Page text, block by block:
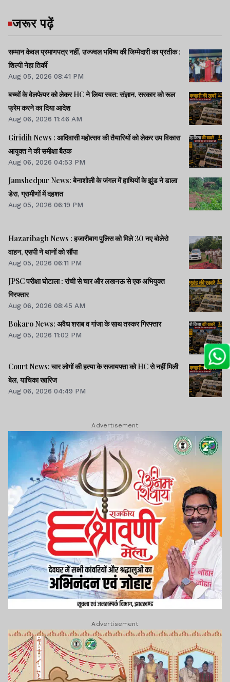
जरूर पढ़ें
सम्मान केवल प्रमाणपत्र नहीं, उज्ज्वल भविष्य की जिम्मेदारी का प्रतीक :
शिल्पी नेहा तिर्की
Aug 05, 2026 08:41 PM
बच्चों के वेलफेयर को लेकर HC ने लिया स्वत: संज्ञान, सरकार को रूल
फ्रेम करने का दिया आदेश
Aug 06, 2026 11:46 AM
Giridih News : आदिवासी महोत्सव की तैयारियों को लेकर उप विकास
आयुक्त ने की समीक्षा बैठक
Aug 06, 2026 04:53 PM
Jamshedpur News: बेनाशोली के जंगल में हाथियों के झुंड ने डाला
डेरा, ग्रामीणों में दहशत
Aug 05, 2026 06:19 PM
Hazaribagh News : हजारीबाग पुलिस को मिले 30 नए बोलेरो
वाहन, एसपी ने थानों को सौंपा
Aug 05, 2026 06:11 PM
JPSC परीक्षा घोटाला : रांची से चार और लखनऊ से एक अभियुक्त
गिरफ्तार
Aug 06, 2026 08:45 AM
Bokaro News: अवैध शराब व गांजा के साथ तस्कर गिरफ्तार
Aug 05, 2026 11:02 PM
Court News: चार लोगों की हत्या के सजायफ्ता को HC से नहीं मिली
बेल, याचिका खारिज
Aug 06, 2026 04:49 PM
Advertisement
Advertisement